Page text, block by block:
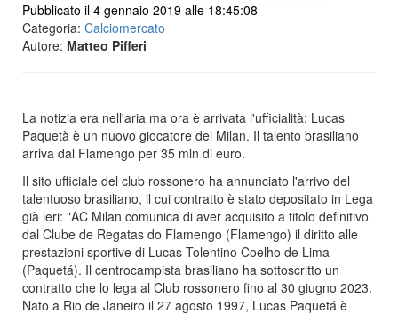
Pubblicato il 4 gennaio 2019 alle 18:45:08
Categoria: Calciomercato
Autore: Matteo Pifferi
La notizia era nell'aria ma ora è arrivata l'ufficialità: Lucas
Paquetà è un nuovo giocatore del Milan. Il talento brasiliano
arriva dal Flamengo per 35 mln di euro.
Il sito ufficiale del club rossonero ha annunciato l'arrivo del
talentuoso brasiliano, il cui contratto è stato depositato in Lega
già ieri: "AC Milan comunica di aver acquisito a titolo definitivo
dal Clube de Regatas do Flamengo (Flamengo) il diritto alle
prestazioni sportive di Lucas Tolentino Coelho de Lima
(Paquetá). Il centrocampista brasiliano ha sottoscritto un
contratto che lo lega al Club rossonero fino al 30 giugno 2023.
Nato a Rio de Janeiro il 27 agosto 1997, Lucas Paquetá è